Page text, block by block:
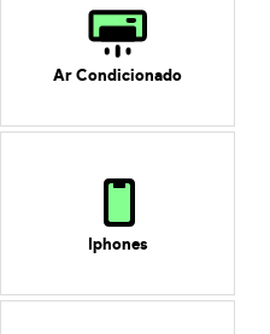
Ar Condicionado
Iphones